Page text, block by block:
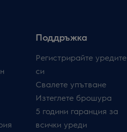
Поддръжка
Регистрирайте уредите
си
Свалете упътване
Изтеглете брошура
5 години гаранция за
всички уреди